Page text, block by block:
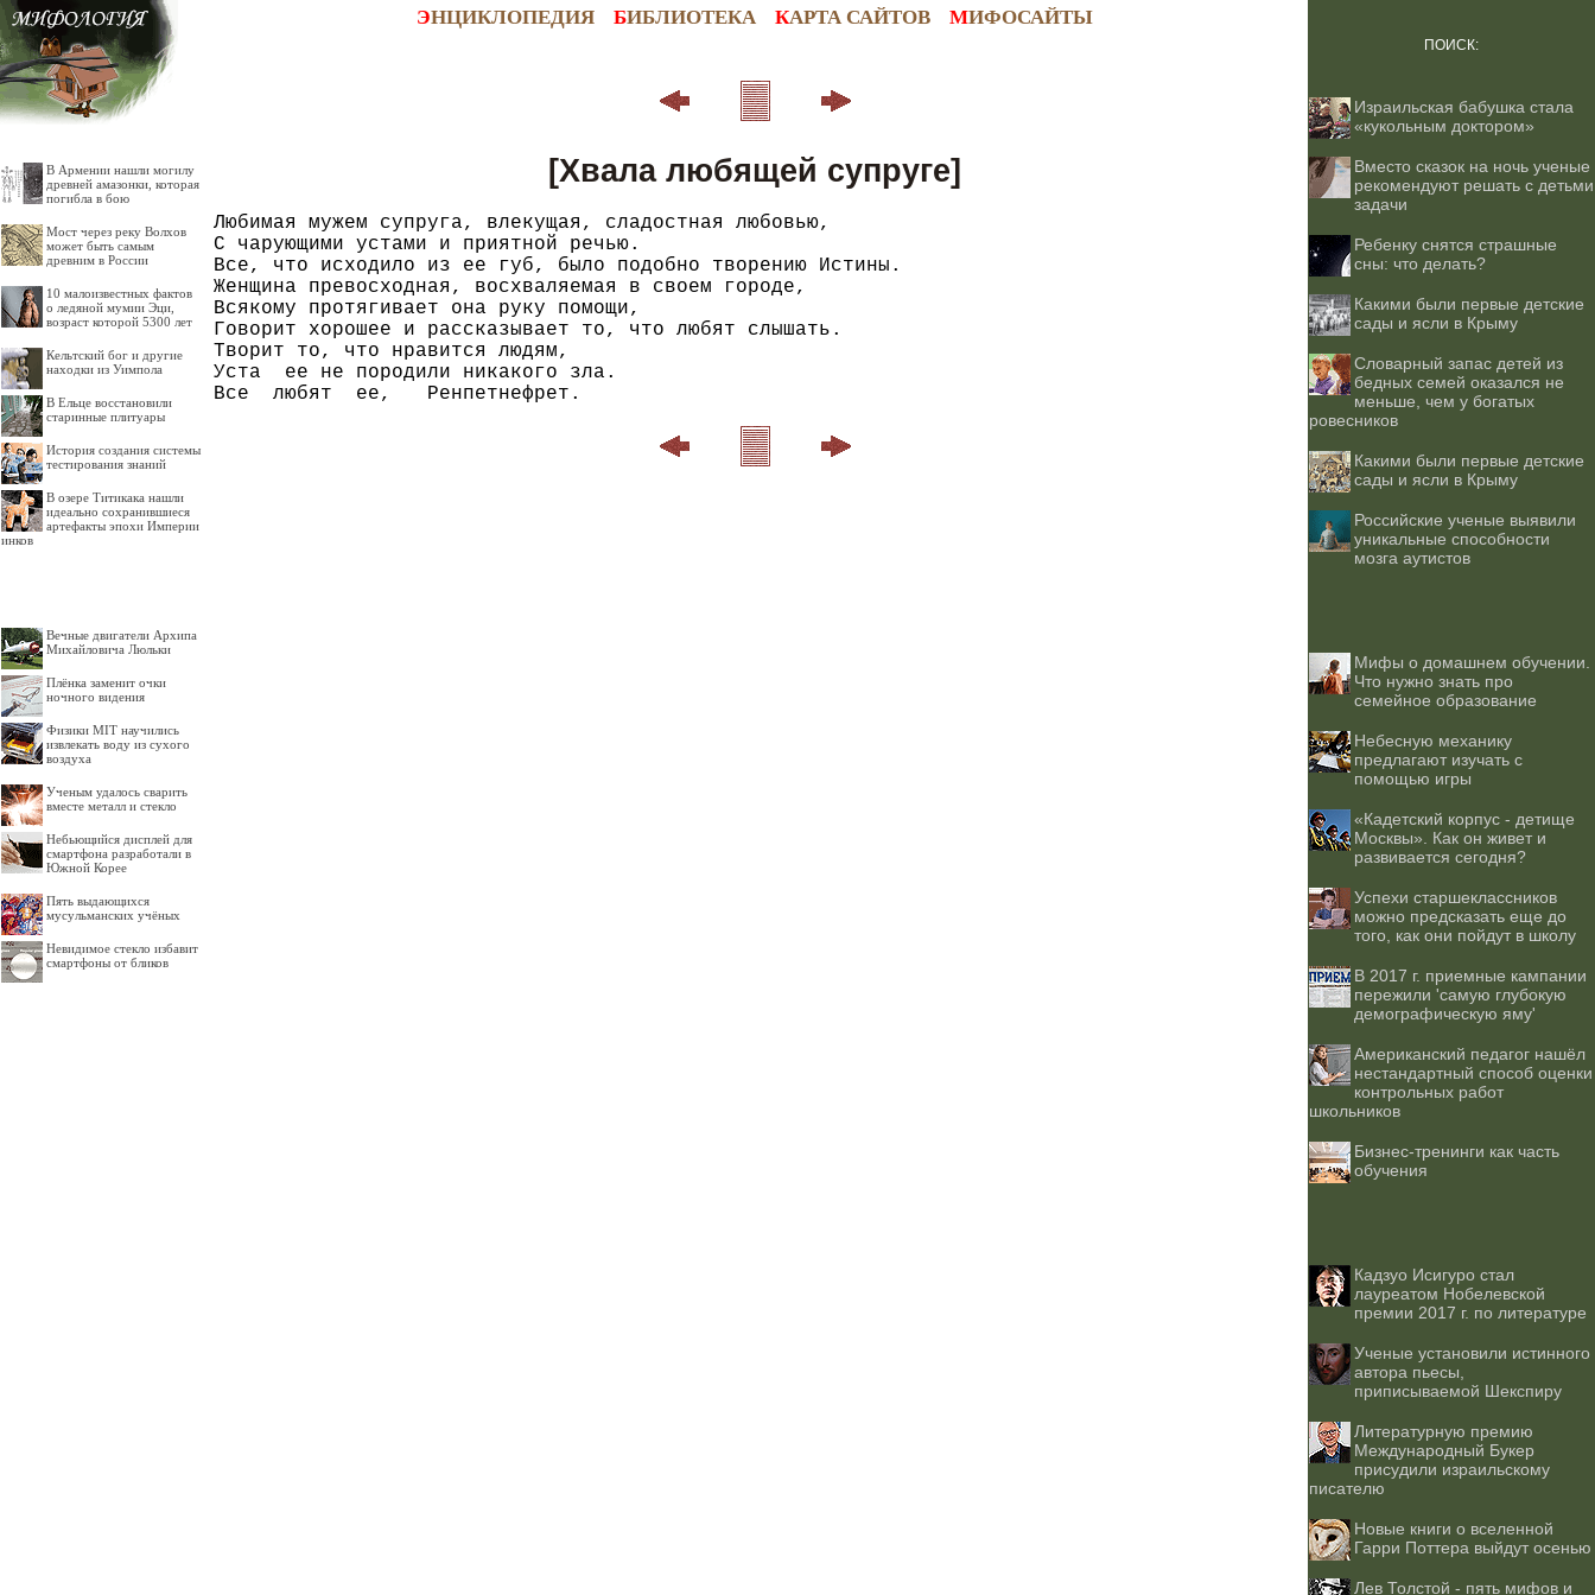
ЭНЦИКЛОПЕДИЯ БИБЛИОТЕКА КАРТА САЙТОВ МИФОСАЙТЫ
В Армении нашли могилу
древней амазонки, которая
погибла в бою
Мост через реку Волхов
может быть самым
древним в России
10 малоизвестных фактов
о ледяной мумии Эци,
возраст которой 5300 лет
Кельтский бог и другие
находки из Уимпола
В Ельце восстановили
старинные плитуары
История создания системы
тестирования знаний
В озере Титикака нашли
идеально сохранившиеся
артефакты эпохи Империи
инков
Вечные двигатели Архипа
Михайловича Люльки
Плёнка заменит очки
ночного видения
Физики MIT научились
извлекать воду из сухого
воздуха
Ученым удалось сварить
вместе металл и стекло
Небьющийся дисплей для
смартфона разработали в
Южной Корее
Пять выдающихся
мусульманских учёных
Невидимое стекло избавит
смартфоны от бликов
[Хвала любящей супруге]
Любимая мужем супруга, влекущая, сладостная любовью,
С чарующими устами и приятной речью.
Все, что исходило из ее губ, было подобно творению Истины.
Женщина превосходная, восхваляемая в своем городе,
Всякому протягивает она руку помощи,
Говорит хорошее и рассказывает то, что любят слышать.
Творит то, что нравится людям,
Уста  ее не породили никакого зла.
ПОИСК:
Израильская бабушка стала
«кукольным доктором»
Вместо сказок на ночь ученые
рекомендуют решать с детьми
задачи
Ребенку снятся страшные
сны: что делать?
Какими были первые детские
сады и ясли в Крыму
Словарный запас детей из
бедных семей оказался не
меньше, чем у богатых
ровесников
Какими были первые детские
сады и ясли в Крыму
Российские ученые выявили
уникальные способности
мозга аутистов
Мифы о домашнем обучении.
Что нужно знать про
семейное образование
Небесную механику
предлагают изучать с
помощью игры
«Кадетский корпус - детище
Москвы». Как он живет и
развивается сегодня?
Успехи старшеклассников
можно предсказать еще до
того, как они пойдут в школу
В 2017 г. приемные кампании
пережили 'самую глубокую
демографическую яму'
Американский педагог нашёл
нестандартный способ оценки
контрольных работ
школьников
Бизнес-тренинги как часть
обучения
Кадзуо Исигуро стал
лауреатом Нобелевской
премии 2017 г. по литературе
Ученые установили истинного
автора пьесы,
приписываемой Шекспиру
Литературную премию
Международный Букер
присудили израильскому
писателю
Новые книги о вселенной
Гарри Поттера выйдут осенью
Лев Толстой - пять мифов и